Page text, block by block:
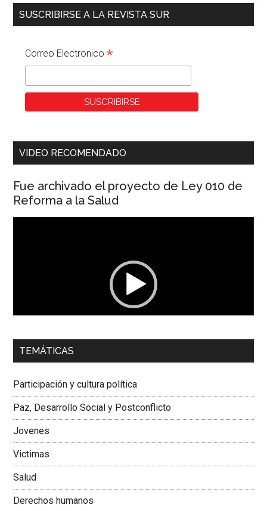
SUSCRIBIRSE A LA REVISTA SUR
Correo Electronico*
VIDEO RECOMENDADO
Fue archivado el proyecto de Ley 010 de
Reforma a la Salud
00:00 01:04
Colombiana
TEMÁTICAS
Participación y cultura política
Paz, Desarrollo Social y Postconflicto
Jovenes
Victimas
Salud
Derechos humanos